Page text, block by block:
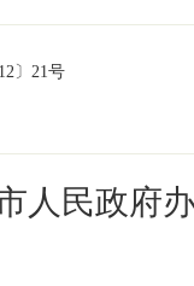
〕 21号
人民政府